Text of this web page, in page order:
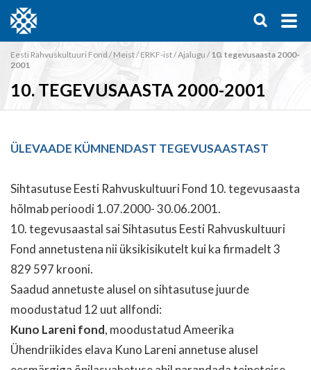
Eesti Rahvuskultuuri Fond /Meist/ERKF-ist/Ajalugu /10. tegevusaasta 2000-
2001
10. TEGEVUSAASTA 2000-2001
ÜLEVAADE KÜMNENDAST TEGEVUSAASTAST
Sihtasutuse Eesti Rahvuskultuuri Fond 10. tegevusaasta
hõlmab perioodi 1.07.2000- 30.06.2001.
10. tegevusaastal sai Sihtasutus Eesti Rahvuskultuuri
Fond annetustena nii üksikisikutelt kui ka firmadelt 3
829 597 krooni.
Saadud annetuste alusel on sihtasutuse juurde
moodustatud 12 uut allfondi:
Kuno Lareni fond, moodustatud Ameerika
Ühendriikides elava Kuno Lareni annetuse alusel